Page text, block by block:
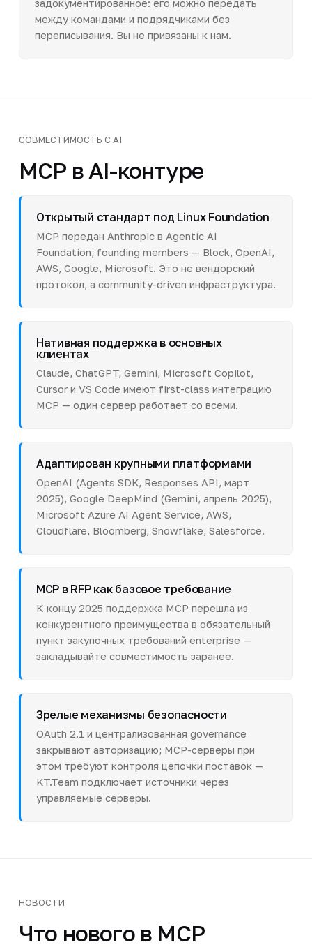
задокументированное: его можно передать
между командами и подрядчиками без
переписывания. Вы не привязаны к нам.
СОВМЕСТИМОСТЬ С AI
MCP в AI-контуре
Открытый стандарт под Linux Foundation
MCP передан Anthropic в Agentic AI
Foundation; founding members — Block, OpenAI,
AWS, Google, Microsoft. Это не вендорский
протокол, а community-driven инфраструктура.
Нативная поддержка в основных
клиентах
Claude, ChatGPT, Gemini, Microsoft Copilot,
Cursor и VS Code имеют first-class интеграцию
MCP — один сервер работает со всеми.
Адаптирован крупными платформами
OpenAI (Agents SDK, Responses API, март
2025), Google DeepMind (Gemini, апрель 2025),
Microsoft Azure AI Agent Service, AWS,
Cloudflare, Bloomberg, Snowflake, Salesforce.
MCP в RFP как базовое требование
К концу 2025 поддержка MCP перешла из
конкурентного преимущества в обязательный
пункт закупочных требований enterprise —
закладывайте совместимость заранее.
Зрелые механизмы безопасности
OAuth 2.1 и централизованная governance
закрывают авторизацию; MCP-серверы при
этом требуют контроля цепочки поставок —
KT.Team подключает источники через
управляемые серверы.
НОВОСТИ
Что нового в MCP